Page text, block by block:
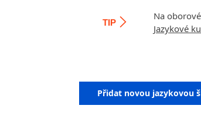
TIP
Na
Jazykové
Přidat novou jazykovou